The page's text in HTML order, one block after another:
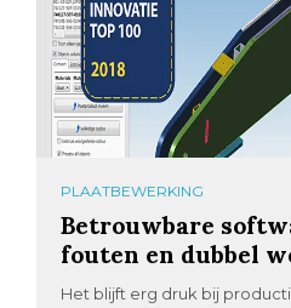
PLAATBEWERKING
Betrouwbare
fouten en dubbel
Het blijft erg druk bij